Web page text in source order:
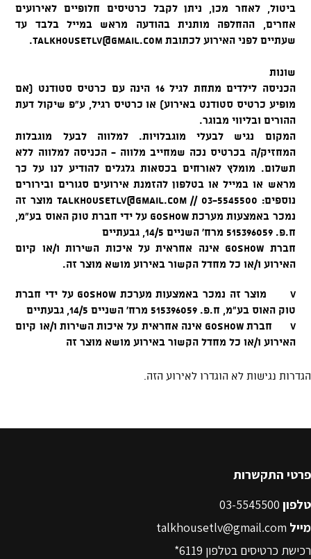
פרטי התקשרות
טלפון
מייל talkhousetlv@gmail.com
רכישת כרטיסים בטלפון 6119*